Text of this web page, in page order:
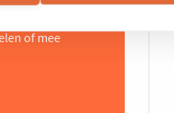
of mee